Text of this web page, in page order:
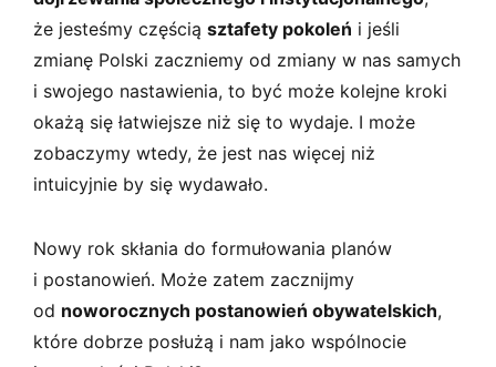
że jesteśmy częścią sztafety pokoleń i jeśli
zmianę Polski zaczniemy od zmiany w nas samych
i swojego nastawienia, to być może kolejne kroki
okażą się łatwiejsze niż się to wydaje. I może
zobaczymy wtedy, że jest nas więcej niż
intuicyjnie by się wydawało.
Nowy rok skłania do formułowania planów
i postanowień. Może zatem zacznijmy
od noworocznych postanowień obywatelskich,
które dobrze posłużą i nam jako wspólnocie